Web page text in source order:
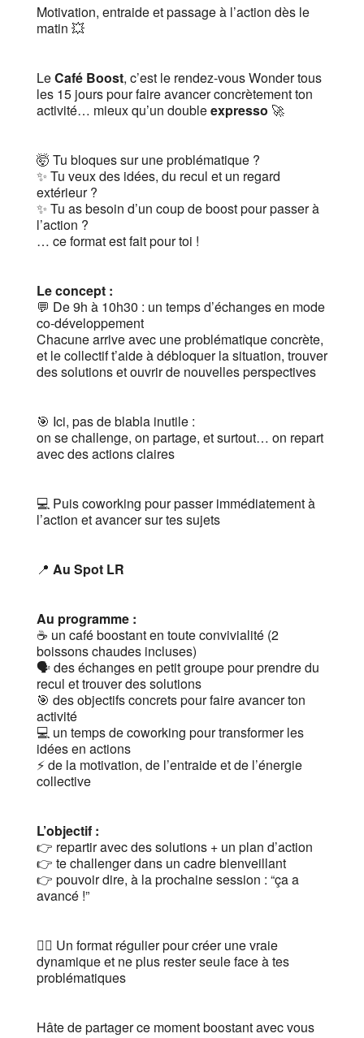
Motivation, entraide et passage à l’action dès le
matin 💥
LeCafé Boost, c’est le rendez-vous Wonder tous
les 15 jours pour faire avancer concrètement ton
activité… mieux qu’un doubleexpresso 🚀
🤯 Tu bloques sur une problématique ?
✨ Tu veux des idées, du recul et un regard
extérieur ?
✨ Tu as besoin d’un coup de boost pour passer à
l’action ?
… ce format est fait pour toi !
Le concept :
💬 De 9h à 10h30 : un temps d’échanges en mode
co-développement
Chacune arrive avec une problématique concrète,
et le collectif t’aide à débloquer la situation, trouver
des solutions et ouvrir de nouvelles perspectives
🎯 Ici, pas de blabla inutile :
on se challenge, on partage, et surtout… on repart
avec des actions claires
💻 Puis coworking pour passer immédiatement à
l’action et avancer sur tes sujets
📍 Au Spot LR
Au programme :
☕️ un café boostant en toute convivialité (2
boissons chaudes incluses)
🗣 des échanges en petit groupe pour prendre du
recul et trouver des solutions
🎯 des objectifs concrets pour faire avancer ton
activité
💻 un temps de coworking pour transformer les
idées en actions
⚡️ de la motivation, de l’entraide et de l’énergie
collective
L’objectif :
👉 repartir avec des solutions + un plan d’action
👉 te challenger dans un cadre bienveillant
👉 pouvoir dire, à la prochaine session : “ça a
avancé !”
👯‍♀️ Un format régulier pour créer une vraie
dynamique et ne plus rester seule face à tes
problématiques
Hâte de partager ce moment boostant avec vous